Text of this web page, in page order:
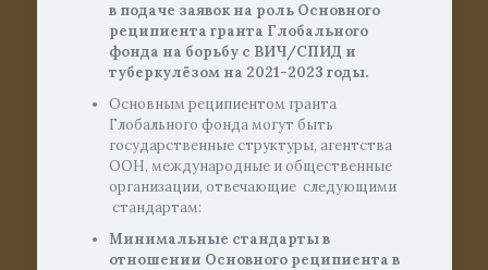
в подаче заявок на роль Основного
реципиента гранта Глобального
фонда на борьбу с ВИЧ/СПИД и
туберкулёзом на 2021-2023 годы.
Основным реципиентом гранта
Глобального фонда могут быть
государственные структуры, агентства
ООН, международные и общественные
организации, отвечающие следующими
стандартам:
Минимальные стандарты в
отношении Основного реципиента в